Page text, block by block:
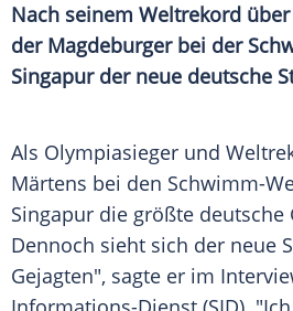
Nach seinem Weltrekord
der Magdeburger bei der
Singapur der neue deutsche
Als Olympiasieger und
Märtens bei den Schwimm-
Singapur die größte deutsche
Dennoch sieht sich der neue
Gejagten", sagte er im